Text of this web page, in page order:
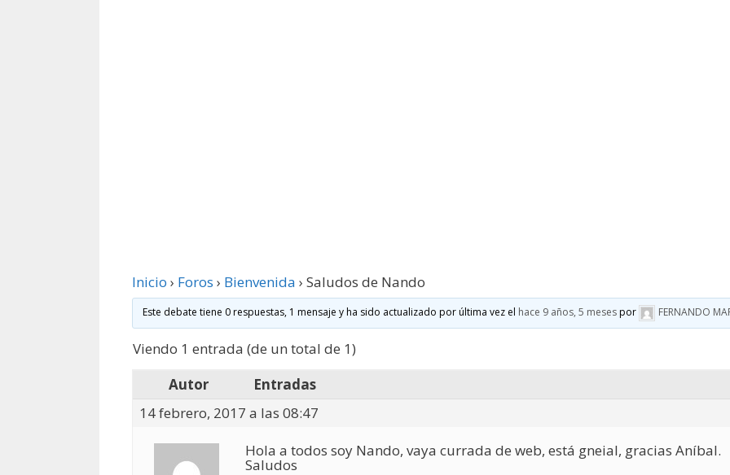
Inicio › Foros › Bienvenida › Saludos de Nando
Este debate tiene 0 respuestas, 1 mensaje y ha sido actualizado por última vez el hace 9 años, 5 mesespor FERNANDO
Viendo 1 entrada (de un total de 1)
Autor
Entradas
14 febrero, 2017 a las 08:47
Hola a todos soy Nando, vaya currada de web, está gneial, gracias Aníbal.
Saludos